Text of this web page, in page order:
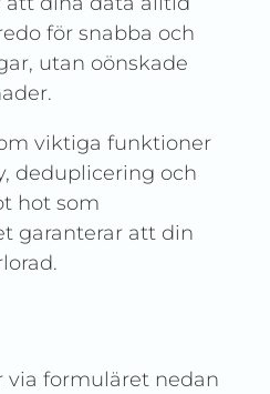
för snabba och
utan oönskade
viktiga funktioner
deduplicering och
hot som
garanterar att din
via formuläret nedan